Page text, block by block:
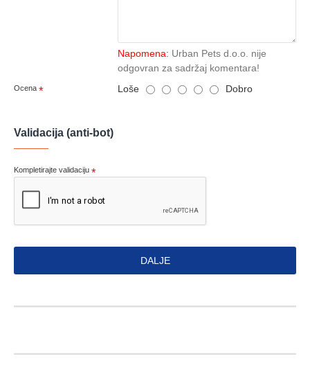
Napomena: Urban Pets d.o.o. nije
odgovran za sadržaj komentara!
Ocena Loše Dobro
Validacija (anti-bot)
Kompletirajte validaciju
DALJE